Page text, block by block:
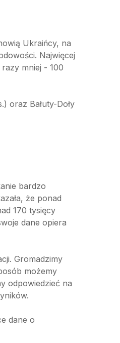
Ukraińcy, na
Najwięcej
mniej - 100
oraz Bałuty-Doły
bardzo
że ponad
170 tysięcy
dane opiera
Gromadzimy
możemy
odpowiedzieć na
dane o